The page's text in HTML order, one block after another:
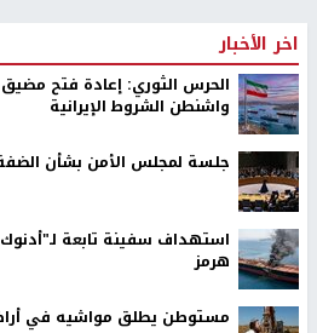
اخر الأخبار
الحرس الثوري: إعادة فتح
واشنطن الشروط الإيرانية
جلسة لمجلس الأمن بشأن الضفة
استهداف سفينة تابعة
هرمز
مستوطن يطلق مواشيه في